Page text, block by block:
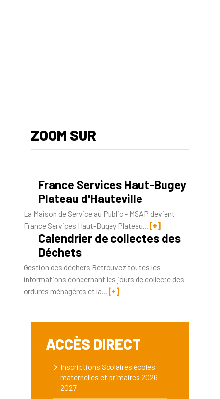
ZOOM SUR
France Services Haut-Bugey
Plateau d'Hauteville
La Maison de Service au Public - MSAP devient
France Services Haut-Bugey Plateau…[+]
Calendrier de collectes des
Déchets
Gestion des déchets Retrouvez toutes les
informations concernant les jours de collecte des
ordures ménagères et la…[+]
ACCÈS DIRECT
Inscriptions Scolaires écoles
maternelles et primaires 2026-
2027